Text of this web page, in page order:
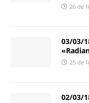
26 de
03/03/
25 de
02/03/